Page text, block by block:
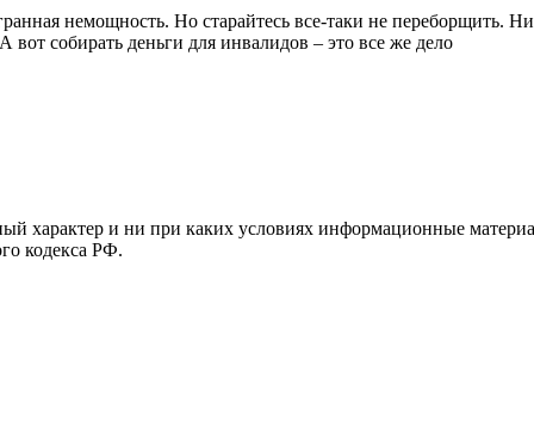
немощность. Но старайтесь все-таки не переборщить.
собирать деньги для инвалидов – это все же дело
характер и ни при каких условиях информационные
кодекса РФ.